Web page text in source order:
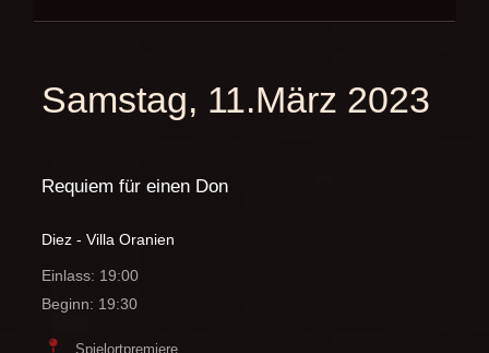
Samstag, 11.März 2023
Requiem für einen Don
Diez - Villa Oranien
Einlass: 19:00
Beginn: 19:30
Spielortpremiere